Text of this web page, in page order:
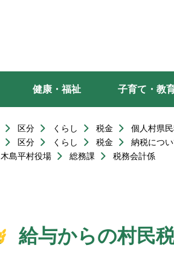
健康・福祉 子育て・教
区分 くらし 税金
個人村県
区分 くらし 税金
納税につ
木島平村役場 総務課 税務会計係
給与からの村民